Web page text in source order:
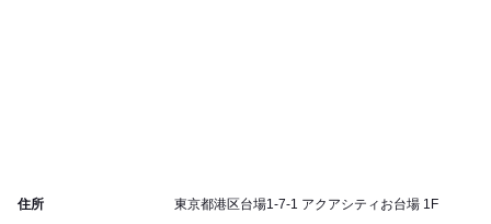
住所 東京都港区台場1-7-1 アクアシティお台場 1F